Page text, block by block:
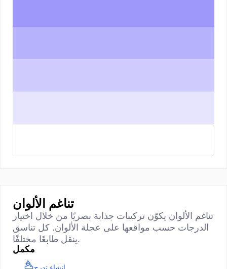
تناغم الألوان
تناغم الألوان يكوّن تركيبات جذابة بصريًا من خلال اختيار
الدرجات حسب مواقعها على عجلة الألوان. كل تناسق
ينقل طابعًا مختلفًا.
مكمل
إنشاء تدرج